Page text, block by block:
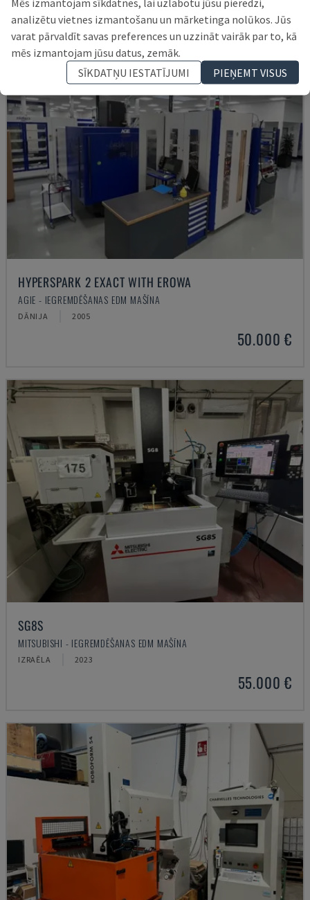
HYPERSPARK 2 EXACT WITH EROWA
AGIE - IEGREMDĒŠANAS EDM MAŠĪNA
DĀNIJA 2005
50.000 €
SG8S
MITSUBISHI - IEGREMDĒŠANAS EDM MAŠĪNA
IZRAĒLA 2023
55.000 €
analizētu vietnes izmantošanu un mārketinga nolūkos. Jūs
varat pārvaldīt savas preferences un uzzināt vairāk par to, kā
mēs izmantojam jūsu datus, zemāk.
SĪKDATŅU IESTATĪJUMI
PIEŅEMT VISUS